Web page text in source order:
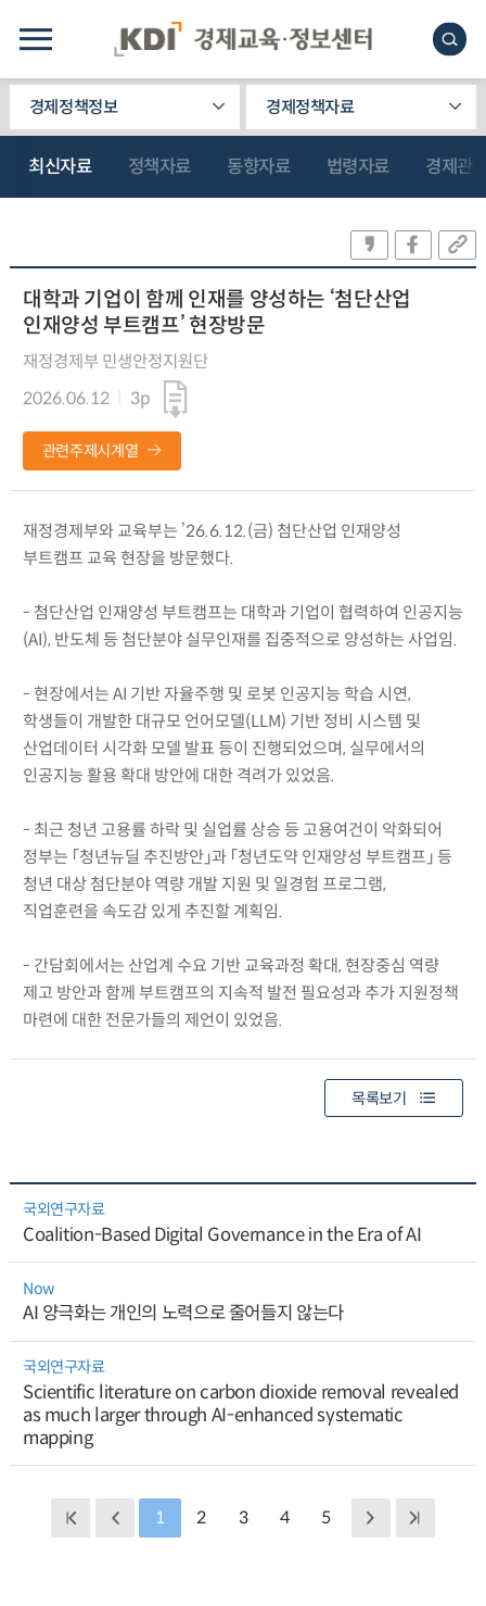
경제정책정보 경제정책자료
최신자료 정책자료 동향자료 법령자료 경제관
대학과 기업이 함께 인재를 양성하는 ‘첨단산업
인재양성 부트캠프’ 현장방문
재정경제부 민생안정지원단
2026.06.12
3p
관련주제시계열
재정경제부와 교육부는 ’26.6.12.(금) 첨단산업 인재양성
부트캠프 교육 현장을 방문했다.
- 첨단산업 인재양성 부트캠프는 대학과 기업이 협력하여 인공지능
(AI), 반도체 등 첨단분야 실무인재를 집중적으로 양성하는 사업임.
- 현장에서는 AI 기반 자율주행 및 로봇 인공지능 학습 시연,
학생들이 개발한 대규모 언어모델(LLM) 기반 정비 시스템 및
산업데이터 시각화 모델 발표 등이 진행되었으며, 실무에서의
인공지능 활용 확대 방안에 대한 격려가 있었음.
- 최근 청년 고용률 하락 및 실업률 상승 등 고용여건이 악화되어
정부는 「청년뉴딜 추진방안」과 「청년도약 인재양성 부트캠프」 등
청년 대상 첨단분야 역량 개발 지원 및 일경험 프로그램,
직업훈련을 속도감 있게 추진할 계획임.
- 간담회에서는 산업계 수요 기반 교육과정 확대, 현장중심 역량
제고 방안과 함께 부트캠프의 지속적 발전 필요성과 추가 지원정책
마련에 대한 전문가들의 제언이 있었음.
목록보기
국외연구자료
Coalition-Based Digital Governance in the Era of AI
Now
AI 양극화는 개인의 노력으로 줄어들지 않는다
국외연구자료
Scientific literature on carbon dioxide removal revealed
as much larger through AI-enhanced systematic
mapping
1 2 3 4 5